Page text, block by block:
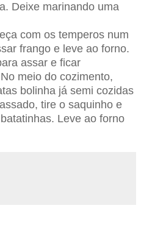
Deixe marinando uma
com os temperos num
frango e leve ao forno.
assar e ficar
meio do cozimento,
bolinha já semi cozidas
tire o saquinho e
Leve ao forno